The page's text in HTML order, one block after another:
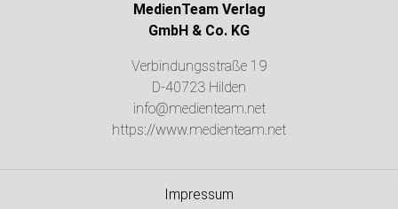
MedienTeam Verlag
GmbH & Co. KG
Verbindungsstraße 19
D-40723 Hilden
info@medienteam.net
https://www.medienteam.net
Impressum